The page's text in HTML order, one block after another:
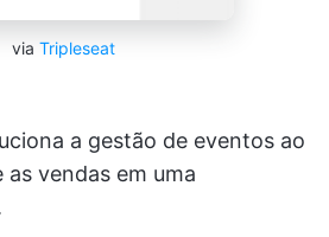
via Tripleseat
a gestão de eventos ao
vendas em uma